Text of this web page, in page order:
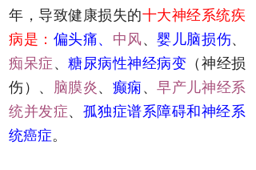
年，导致健康损失的十大神经系统疾
病是： 偏头痛、 中风、婴儿脑损伤、
痴呆症 、糖尿病性神经病变 （神经损
伤）、 脑膜炎 、 癫痫 、早产儿神经系
统并发症、 孤独症谱系障碍和神经系
统癌症。